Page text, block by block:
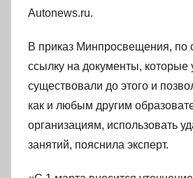
Autonews.ru.
В приказ Минпросвещения, по
ссылку на документы, которые
существовали до этого и
как и любым другим
организациям, использовать
занятий, пояснила эксперт.